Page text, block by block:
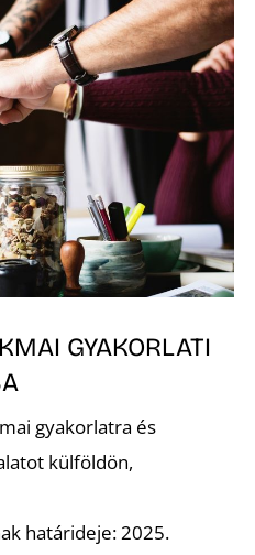
GYAKORLATI
gyakorlatra és
külföldön,
határideje: 2025.